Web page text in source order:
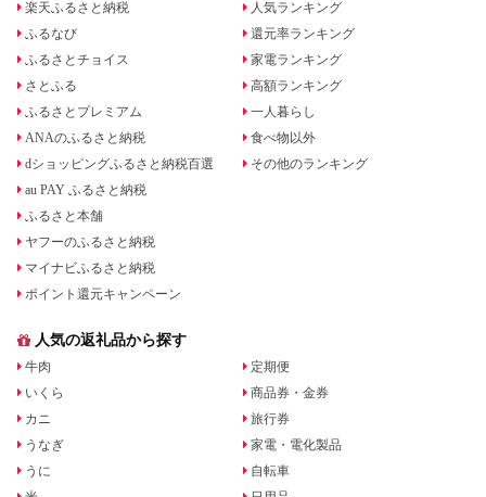
楽天ふるさと納税
ふるなび
ふるさとチョイス
さとふる
ふるさとプレミアム
ANAのふるさと納税
dショッピングふるさと納税百選
au PAY ふるさと納税
ふるさと本舗
ヤフーのふるさと納税
マイナビふるさと納税
ポイント還元キャンペーン
人気ランキング
還元率ランキング
家電ランキング
高額ランキング
一人暮らし
食べ物以外
その他のランキング
人気の返礼品から探す
牛肉
いくら
カニ
うなぎ
うに
定期便
商品券・金券
旅行券
家電・電化製品
自転車